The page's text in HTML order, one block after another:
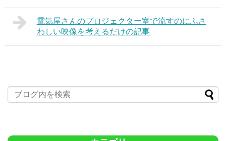
電気屋さんのプロジェクター室で流すのにふさ
わしい映像を考えるだけの記事